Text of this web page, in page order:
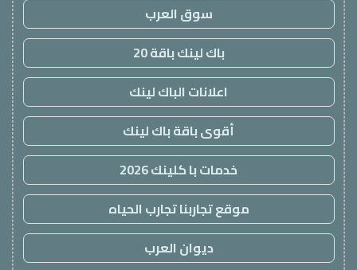
سوق العرب
باك لينك باقة 20
اعلانات الباك لينك
أقوى باقة باك لينك
خدمات با كلينك 2026
موقع تجاربنا تجارب الحياه
ديوان العرب